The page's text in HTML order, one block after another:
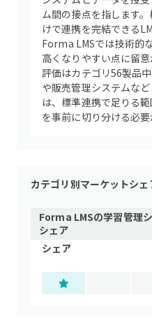
ム間の接点を指します
けで連携を完結できる
Forma LMSでは技術的
高くなりやすい点に留
評価はカテゴリ56製品
や販売管理システムな
は、標準連携で足りる
を事前に切り分ける必要
カテゴリ別マーケットシェ
Forma LMSの学習管理
シェア
シェア